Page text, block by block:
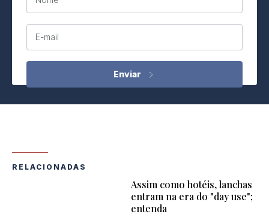
E-mail
RELACIONADAS
Assim como hotéis, lanchas
entram na era do "day use";
entenda